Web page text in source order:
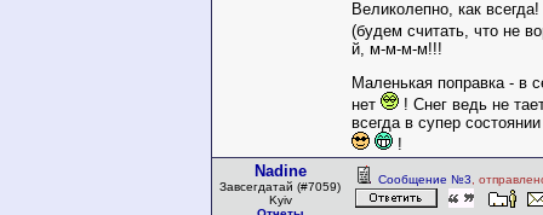
Великолепно, как всегда!
(будем считать, что не
й, м-м-м-м!!!
Маленькая поправка - в
нет
! Снег ведь не
всегда в супер
!
Nadine
Завсегдатай (#7059)
Kyiv
Сообщение №3 ,